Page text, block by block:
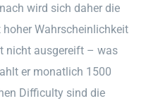
wird sich daher die
Wahrscheinlichkeit
nicht ausgereift – was
er monatlich 1500
Difficulty sind die